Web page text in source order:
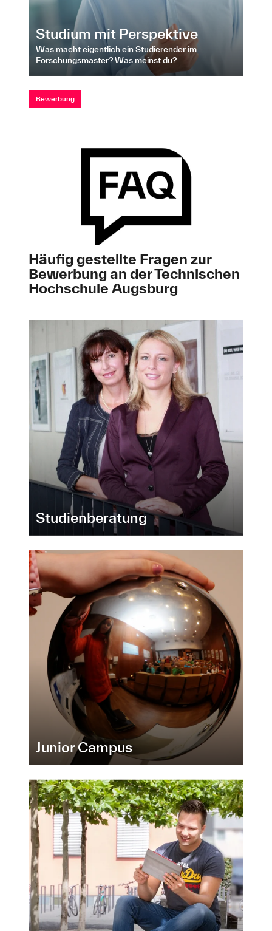
Studium mit Perspektive
Was macht eigentlich ein Studierender im
Forschungsmaster? Was meinst du?
Bewerbung
Häufig gestellte Fragen zur
Bewerbung an der Technischen
Hochschule Augsburg
Studienberatung
Junior Campus